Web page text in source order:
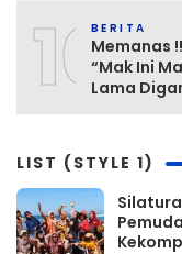
10BERITA
Memanas
“Mak Ini
Lama
LIST (STYLE 1)